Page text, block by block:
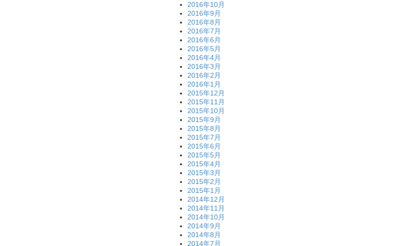
2016年10月
2016年9月
2016年8月
2016年7月
2016年6月
2016年5月
2016年4月
2016年3月
2016年2月
2016年1月
2015年12月
2015年11月
2015年10月
2015年9月
2015年8月
2015年7月
2015年6月
2015年5月
2015年4月
2015年3月
2015年2月
2015年1月
2014年12月
2014年11月
2014年10月
2014年9月
2014年8月
2014年7月